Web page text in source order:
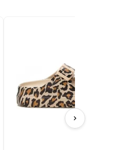
chevron_right